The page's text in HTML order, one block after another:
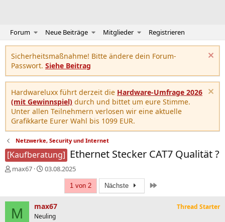
Forum Neue Beiträge Mitglieder Registrieren
Sicherheitsmaßnahme! Bitte ändere dein Forum-
Passwort. Siehe Beitrag
Hardwareluxx führt derzeit die Hardware-Umfrage 2026
(mit Gewinnspiel) durch und bittet um eure Stimme.
Unter allen Teilnehmern verlosen wir eine aktuelle
Grafikkarte Eurer Wahl bis 1099 EUR.
Netzwerke, Security und Internet
[Kaufberatung] Ethernet Stecker CAT7 Qualität ?
E
e
max67
E
e
l
03.08.2025
1 von 2 Nächste
M max67
Neuling
Thread Starter